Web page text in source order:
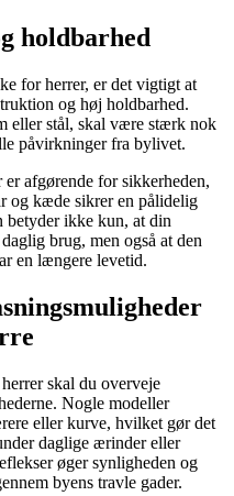
holdbarhed
for herrer, er det vigtigt at
og høj holdbarhed.
eller stål, skal være stærk nok
påvirkninger fra bylivet.
afgørende for sikkerheden,
og kæde sikrer en pålidelig
betyder ikke kun, at din
brug, men også at den
en længere levetid.
skal du overveje
Nogle modeller
eller kurve, hvilket gør det
daglige ærinder eller
øger synligheden og
byens travle gader.